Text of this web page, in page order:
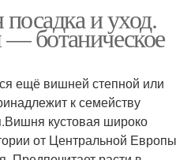
и уход.
ботаническое
ещё вишней степной или
к семейству
кустовая широко
от Центральной Европы